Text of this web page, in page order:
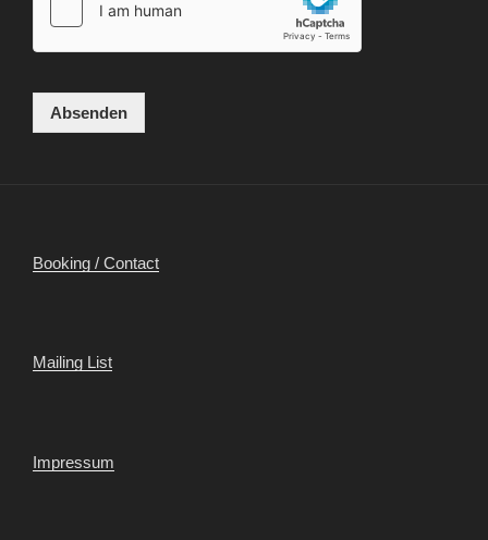
Absenden
Booking / Contact
Mailing List
Impressum